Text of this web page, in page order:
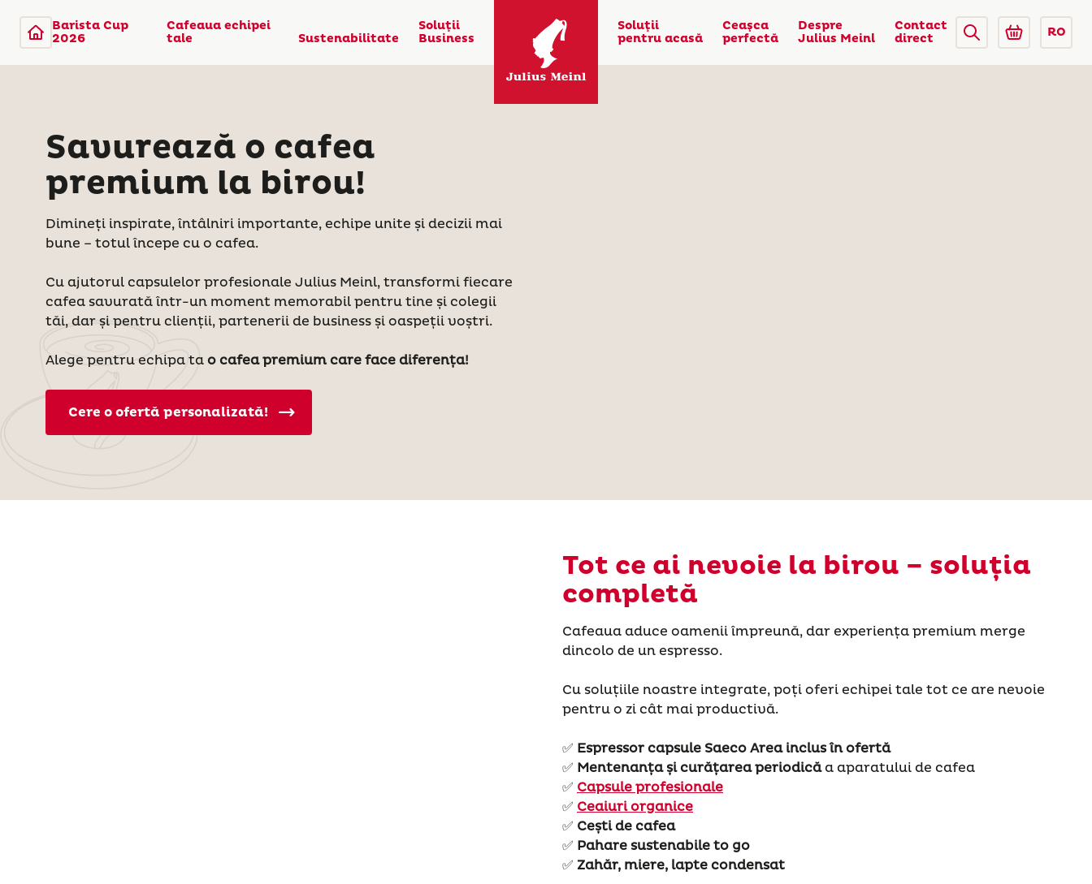
Barista Cup
2026
Cafeaua echipei
tale
Sustenabilitate
Soluţii
Business
Soluţii
pentru acasă
Ceaşca
perfectă
Despre
Julius Meinl
Contact
direct
RO
Savurează o cafea
premium la birou!
Dimineți inspirate, întâlniri importante, echipe unite și decizii mai
bune – totul începe cu o cafea.
Cu ajutorul capsulelor profesionale Julius Meinl, transformi fiecare
cafea savurată într-un moment memorabil pentru tine și colegii
tăi, dar și pentru clienții, partenerii de business și oaspeții voștri.
Alege pentru echipa ta o cafea premium care face diferența!
Cere o ofertă personalizată!
Tot ce ai nevoie la birou – soluția
completă
Cafeaua aduce oamenii împreună, dar experiența premium merge
dincolo de un espresso.
Cu soluțiile noastre integrate, poți oferi echipei tale tot ce are nevoie
pentru o zi cât mai productivă.
✅ Espressor capsule Saeco Area inclus în ofertă
✅ Mentenanța și curățarea periodicăa aparatului de cafea
✅ Capsule profesionale
✅ Ceaiuri organice
✅ Cești de cafea
✅ Pahare sustenabile to go
✅ Zahăr, miere, lapte condensat